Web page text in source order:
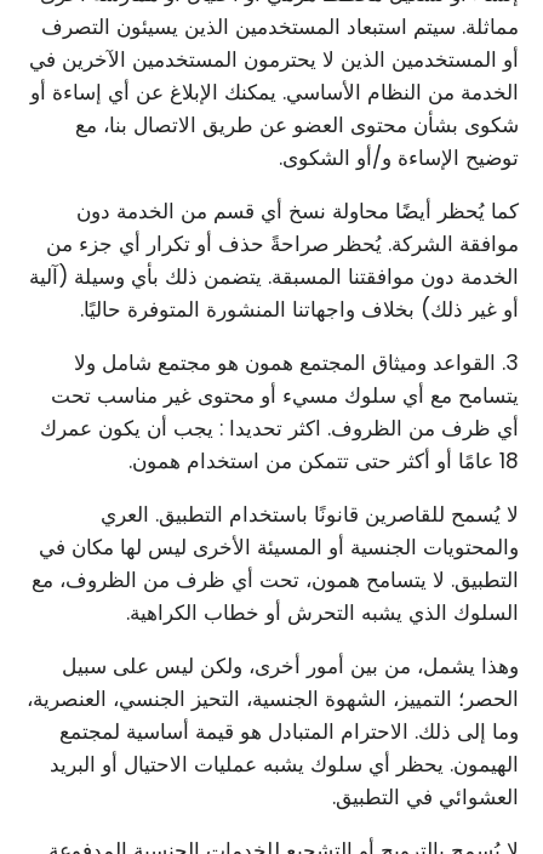
مماثلة. سيتم استبعاد المستخدمين الذين يسيئون التصرف
أو المستخدمين الذين لا يحترمون المستخدمين الآخرين في
الخدمة من النظام الأساسي. يمكنك الإبلاغ عن أي إساءة أو
شكوى بشأن محتوى العضو عن طريق الاتصال بنا، مع
توضيح الإساءة و/أو الشكوى.
كما يُحظر أيضًا محاولة نسخ أي قسم من الخدمة دون
موافقة الشركة. يُحظر صراحةً حذف أو تكرار أي جزء من
الخدمة دون موافقتنا المسبقة. يتضمن ذلك بأي وسيلة (آلية
أو غير ذلك) بخلاف واجهاتنا المنشورة المتوفرة حاليًا.
3. القواعد وميثاق المجتمع همون هو مجتمع شامل ولا
يتسامح مع أي سلوك مسيء أو محتوى غير مناسب تحت
أي ظرف من الظروف. اكثر تحديدا : يجب أن يكون عمرك
18 عامًا أو أكثر حتى تتمكن من استخدام همون.
لا يُسمح للقاصرين قانونًا باستخدام التطبيق. العري
والمحتويات الجنسية أو المسيئة الأخرى ليس لها مكان في
التطبيق. لا يتسامح همون، تحت أي ظرف من الظروف، مع
السلوك الذي يشبه التحرش أو خطاب الكراهية.
وهذا يشمل، من بين أمور أخرى، ولكن ليس على سبيل
الحصر؛ التمييز، الشهوة الجنسية، التحيز الجنسي، العنصرية،
وما إلى ذلك. الاحترام المتبادل هو قيمة أساسية لمجتمع
الهيمون. يحظر أي سلوك يشبه عمليات الاحتيال أو البريد
العشوائي في التطبيق.